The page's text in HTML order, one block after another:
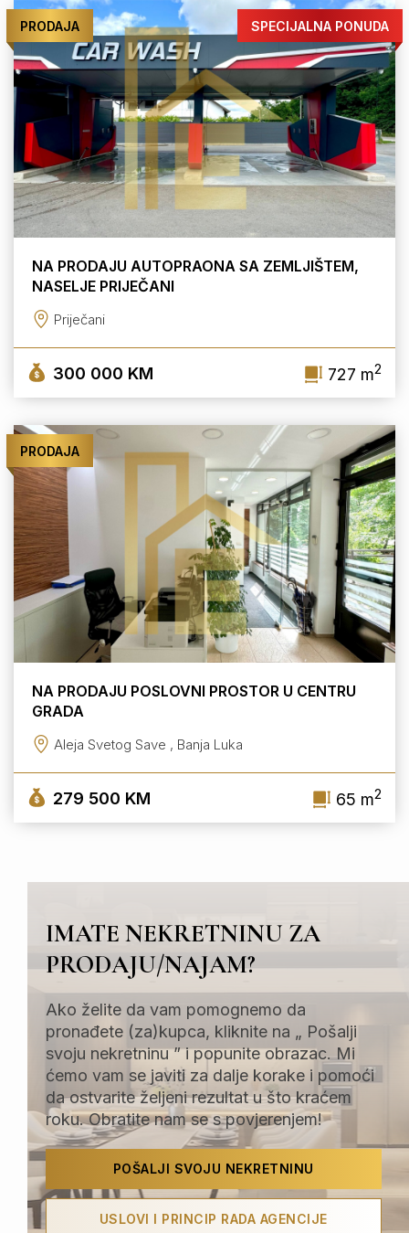
PRODAJA SPECIJALNA PONUDA
NA PRODAJU AUTOPRAONA SA ZEMLJIŠTEM,
NASELJE PRIJEČANI
Priječani
300 000 KM 727 m2
PRODAJA
NA PRODAJU POSLOVNI PROSTOR U CENTRU
GRADA
Aleja Svetog Save , Banja Luka
279 500 KM 65 m2
IMATE NEKRETNINU ZA
PRODAJU/NAJAM?
Ako želite da vam pomognemo da
pronađete (za)kupca, kliknite na „ Pošalji
svoju nekretninu ” i popunite obrazac. Mi
ćemo vam se javiti za dalje korake i pomoći
da ostvarite željeni rezultat u što kraćem
roku. Obratite nam se s povjerenjem!
POŠALJI SVOJU NEKRETNINU
USLOVI I PRINCIP RADA AGENCIJE